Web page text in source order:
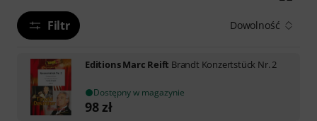
Filtr Dowolność
Editions Marc Reift Brandt Konzertstück Nr. 2
Dostępny w magazynie
98zł